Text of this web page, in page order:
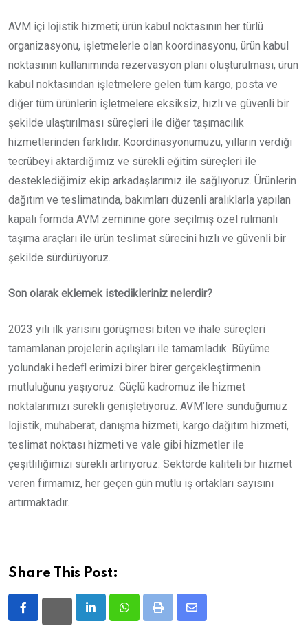
AVM içi lojistik hizmeti; ürün kabul noktasının her türlü
organizasyonu, işletmelerle olan koordinasyonu, ürün kabul
noktasının kullanımında rezervasyon planı oluşturulması, ürün
kabul noktasından işletmelere gelen tüm kargo, posta ve
diğer tüm ürünlerin işletmelere eksiksiz, hızlı ve güvenli bir
şekilde ulaştırılması süreçleri ile diğer taşımacılık
hizmetlerinden farklıdır. Koordinasyonumuzu, yılların verdiği
tecrübeyi aktardığımız ve sürekli eğitim süreçleri ile
desteklediğimiz ekip arkadaşlarımız ile sağlıyoruz. Ürünlerin
dağıtım ve teslimatında, bakımları düzenli aralıklarla yapılan
kapalı formda AVM zeminine göre seçilmiş özel rulmanlı
taşıma araçları ile ürün teslimat sürecini hızlı ve güvenli bir
şekilde sürdürüyoruz.
Son olarak eklemek istedikleriniz nelerdir?
2023 yılı ilk yarısını görüşmesi biten ve ihale süreçleri
tamamlanan projelerin açılışları ile tamamladık. Büyüme
yolundaki hedefl erimizi birer birer gerçekleştirmenin
mutluluğunu yaşıyoruz. Güçlü kadromuz ile hizmet
noktalarımızı sürekli genişletiyoruz. AVM’lere sunduğumuz
lojistik, muhaberat, danışma hizmeti, kargo dağıtım hizmeti,
teslimat noktası hizmeti ve vale gibi hizmetler ile
çeşitliliğimizi sürekli artırıyoruz. Sektörde kaliteli bir hizmet
veren firmamız, her geçen gün mutlu iş ortakları sayısını
artırmaktadır.
Share This Post:
LinkedInWhatsappPrint
Share